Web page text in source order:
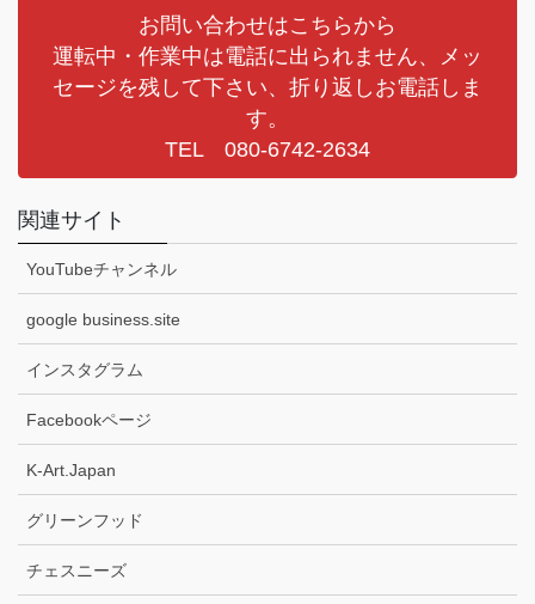
お問い合わせはこちらから
運転中・作業中は電話に出られません、メッ
セージを残して下さい、折り返しお電話しま
す。
TEL 080-6742-2634
関連サイト
YouTubeチャンネル
google business.site
インスタグラム
Facebookページ
K-Art.Japan
グリーンフッド
チェスニーズ